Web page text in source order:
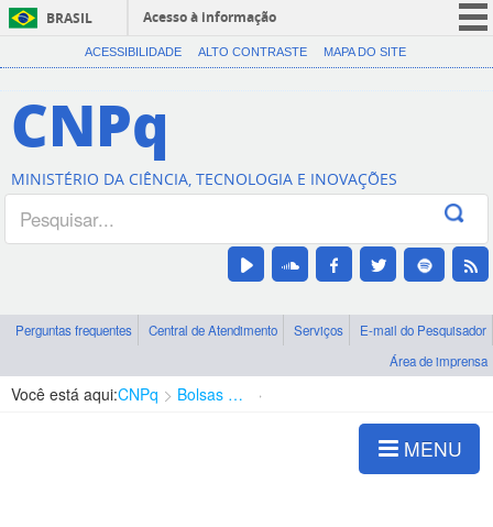
BRASIL
Acesso à informação
CORONAVÍRUS (COVID-19)
Canais
ACESSIBILIDADE ALTO CONTRASTE MAPA DO SITE
CNPq
MINISTÉRIO DA CIÊNCIA, TECNOLOGIA E INOVAÇÕES
Perguntas frequentes Central de Atendimento Serviços
E-mail do Pesquisador
Área de imprensa
Você está aqui:CNPq Bolsas e Auxílios Vigentes
MENU